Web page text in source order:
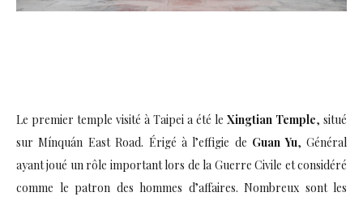
Le premier temple visité à Taipei a été le Xingtian Temple, situé
sur Mínquán East Road. Érigé à l’effigie de Guan Yu, Général
ayant joué un rôle important lors de la Guerre Civile et considéré
comme le patron des hommes d’affaires. Nombreux sont les